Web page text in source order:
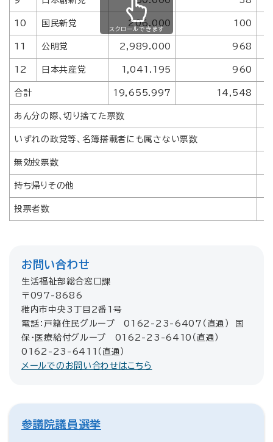
10 国民新党 206.000 100
11 公明党 2,989.000 968
12 日本共産党 1,041.195 960
合計 19,655.997 14,548
あん分の際、切り捨てた票数
いずれの政党等、名簿搭載者にも属さない票数
無効投票数
持ち帰りその他
投票者数
スクロールできます
お問い合わせ
生活福祉部総合窓口課
〒097-8686
稚内市中央3丁目2番1号
電話：戸籍住民グループ 0162-23-6407（直通） 国
保・医療給付グループ 0162-23-6410（直通）
0162-23-6411（直通）
メールでのお問い合わせはこちら
参議院議員選挙